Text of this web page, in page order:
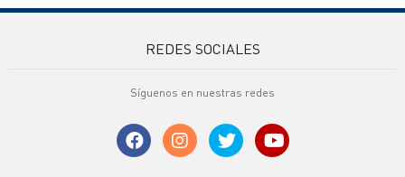
REDES SOCIALES
Síguenos en nuestras redes